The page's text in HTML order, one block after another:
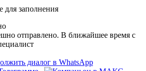
для заполнения
отправлено. В ближайшее время с